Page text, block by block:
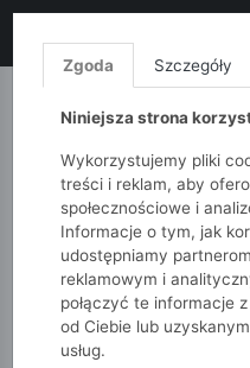
MONNARI
51015kids
Chłopcy 2-7
Czarne spodnie
Zgoda Szczegóły
Niniejsza strona
Wykorzystujemy pliki
treści i reklam, aby
społecznościowe i
Informacje o tym, jak
udostępniamy
reklamowym i
połączyć te informacje
od Ciebie lub
usług.